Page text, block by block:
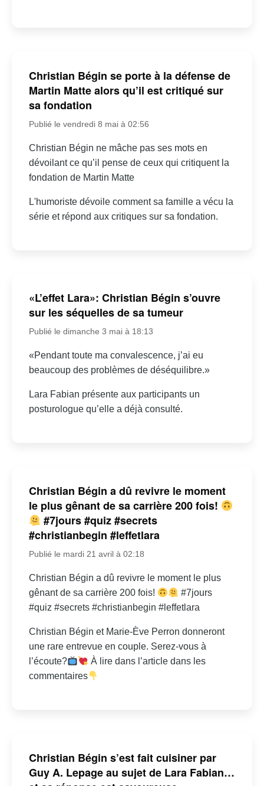
Christian Bégin se porte à la défense de
Martin Matte alors qu’il est critiqué sur
sa fondation
Publié le vendredi 8 mai à 02:56
Christian Bégin ne mâche pas ses mots en
dévoilant ce qu’il pense de ceux qui critiquent la
fondation de Martin Matte
L'humoriste dévoile comment sa famille a vécu la
série et répond aux critiques sur sa fondation.
«L’effet Lara»: Christian Bégin s’ouvre
sur les séquelles de sa tumeur
Publié le dimanche 3 mai à 18:13
«Pendant toute ma convalescence, j’ai eu
beaucoup des problèmes de déséquilibre.»
Lara Fabian présente aux participants un
posturologue qu’elle a déjà consulté.
Christian Bégin a dû revivre le moment
le plus gênant de sa carrière 200 fois!
#7jours #quiz #secrets
#christianbegin #leffetlara
Publié le mardi 21 avril à 02:18
Christian Bégin a dû revivre le moment le plus
gênant de sa carrière 200 fois!
#7jours
#quiz #secrets #christianbegin #leffetlara
Christian Bégin et Marie-Ève Perron donneront
une rare entrevue en couple. Serez-vous à
l’écoute?
À lire dans l’article dans les
commentaires
Christian Bégin s’est fait cuisiner par
Guy A. Lepage au sujet de Lara Fabian…